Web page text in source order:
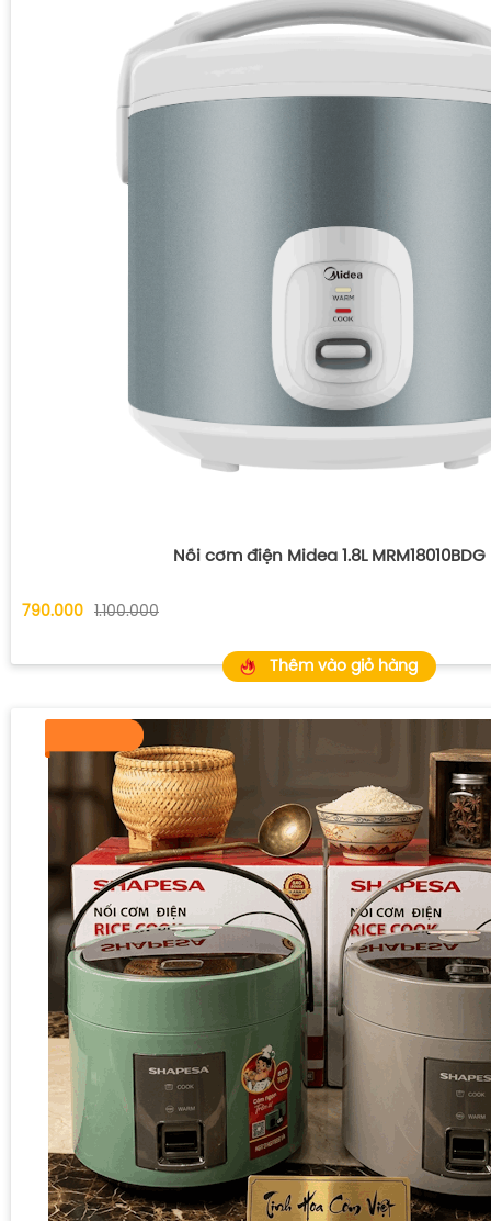
Nồi cơm điện Midea 1.8L MRM18010BDG
790.000 1.100.000
Thêm vào giỏ hàng